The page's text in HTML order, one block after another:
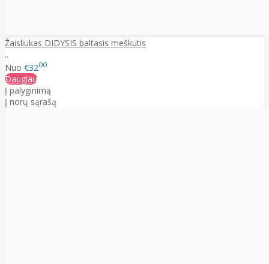
Žaisliukas DIDYSIS baltasis meškutis
..
Nuo €3200
Daugiau
Į palyginimą
Į norų sąrašą